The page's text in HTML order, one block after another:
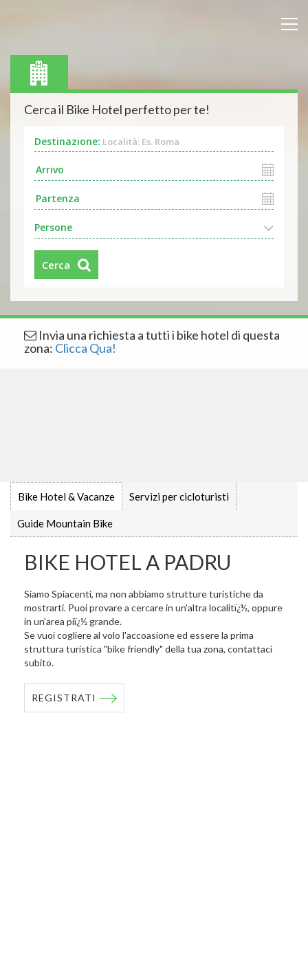
Cerca il Bike Hotel perfetto per te!
Destinazione: Località: Es. Roma
Persone
Cerca
Invia una richiesta a tutti i bike hotel di questa
zona: Clicca Qua!
Bike Hotel & Vacanze Servizi per cicloturisti
Guide Mountain Bike
BIKE HOTEL A PADRU
Siamo Spiacenti, ma non abbiamo strutture turistiche da
mostrarti. Puoi provare a cercare in un'altra localitï¿½, oppure
in un'area piï¿½ grande.
Se vuoi cogliere al volo l'accoasione ed essere la prima
struttura turistica "bike friendly" della tua zona, contattaci
subito.
REGISTRATI